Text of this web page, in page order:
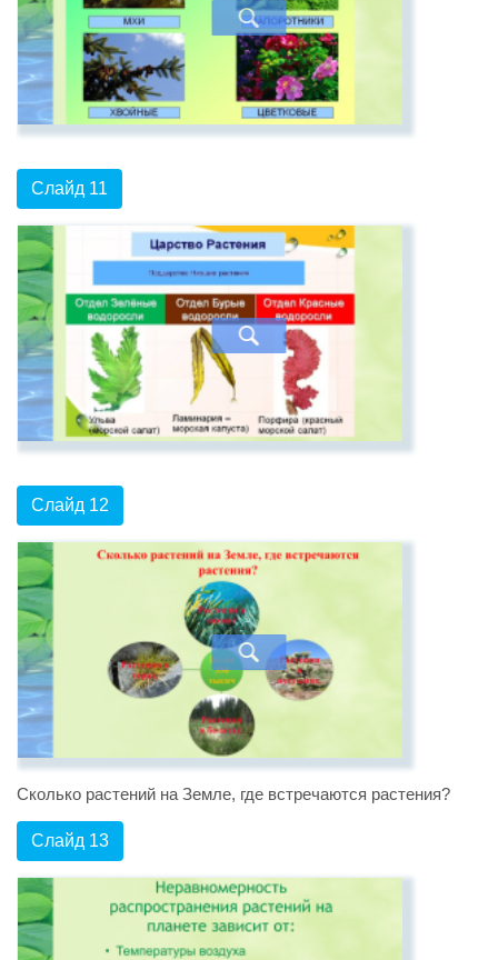
Слайд 11
Слайд 12
Сколько растений на Земле, где встречаются растения?
Слайд 13